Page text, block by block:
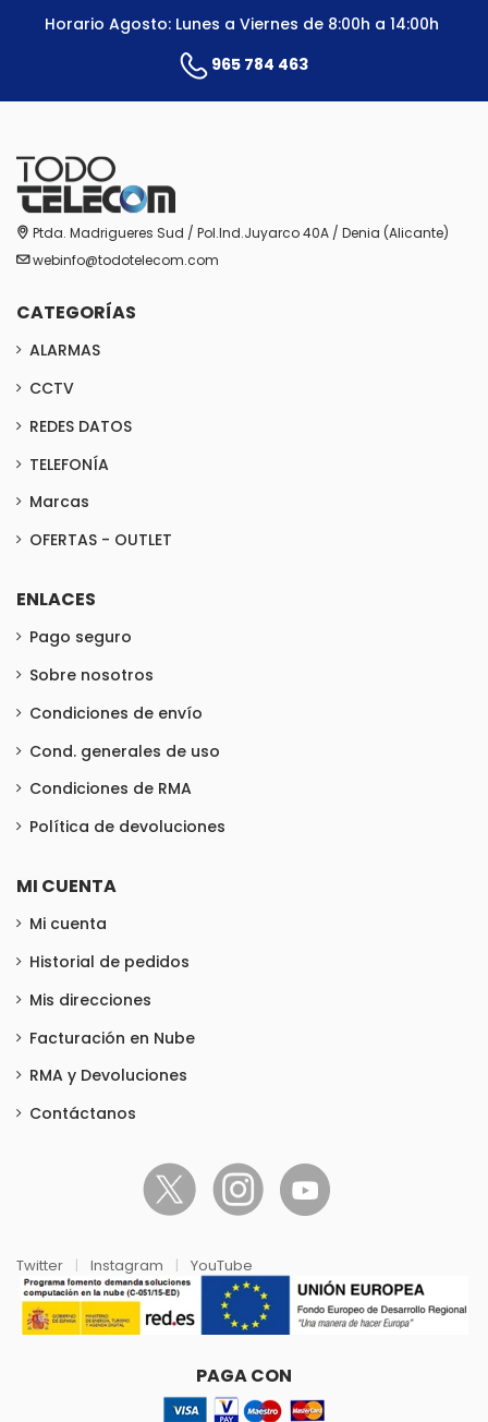
Horario Agosto: Lunes a Viernes de 8:00h a 14:00h
965 784 463
Ptda. Madrigueres Sud / Pol.Ind.Juyarco 40A / Denia (Alicante)
webinfo@todotelecom.com
CATEGORÍAS
ALARMAS
CCTV
REDES DATOS
TELEFONÍA
Marcas
OFERTAS - OUTLET
ENLACES
Pago seguro
Sobre nosotros
Condiciones de envío
Cond. generales de uso
Condiciones de RMA
Política de devoluciones
MI CUENTA
Mi cuenta
Historial de pedidos
Mis direcciones
Facturación en Nube
RMA y Devoluciones
Contáctanos
Twitter Instagram YouTube
PAGA CON